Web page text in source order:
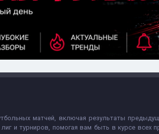
матчей, включая результаты
и турниров, помогая вам быть в курсе